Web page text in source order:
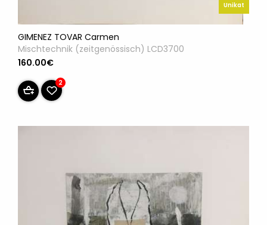
Unikat
GIMENEZ TOVAR Carmen
Mischtechnik (zeitgenössisch) LCD3700
160.00€
2